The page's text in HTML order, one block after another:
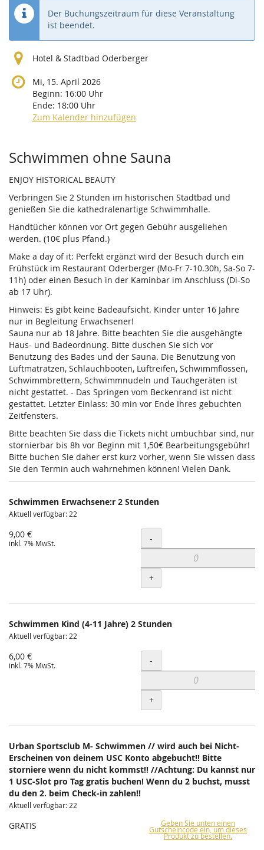
Der Buchungszeitraum für diese Veranstaltung
ist beendet.
Hotel & Stadtbad Oderberger
Mi, 15. April 2026
Beginn: 16:00 Uhr
Ende: 18:00 Uhr
Zum Kalender hinzufügen
Produkte
Schwimmen ohne Sauna
ENJOY HISTORICAL BEAUTY
Verbringen Sie 2 Stunden im historischen Stadtbad und
genießen Sie die kathedralenartige Schwimmhalle.
Handtücher können vor Ort gegen Gebühr ausgeliehen
werden. (10€ plus Pfand.)
Make a day of it: Perfekt ergänzt wird der Besuch durch ein
Frühstück im Restaurant Oderberger (Mo-Fr 7-10.30h, Sa-So 7-
11h) oder einen Besuch in der Kaminbar im Anschluss (Di-So
ab 17 Uhr).
Hinweis: Es gibt keine Badeaufsicht. Kinder unter 16 Jahre
nur in Begleitung Erwachsener!
Sauna nur ab 18 Jahre. Bitte beachten Sie die ausgehängte
Haus- und Badeordnung. Bitte duschen Sie sich vor
Benutzung des Bades und der Sauna. Die Benutzung von
Luftmatratzen, Schlauchbooten, Luftreifen, Schwimmflossen,
Schwimmbrettern, Schwimmnudeln und Tauchgeräten ist
nicht gestattet. - Das Springen vom Beckenrand ist nicht
gestattet. Letzter Einlass: 30 min vor Ende Ihres gebuchten
Zeitfensters.
Bitte beachten Sie dass die Tickets nicht umbuchbar sind, nur
stornierbar bis 8h vor Beginn mit 1,50€ Bearbeitungsgebühr!
Bitte buchen Sie daher erst kurz vorher, wenn Sie wissen dass
Sie den Termin auch wahrnehmen können! Vielen Dank.
Schwimmen Erwachsene:r 2 Stunden
Aktuell verfügbar: 22
9,00 €
inkl. 7% MwSt. Menge
-
+
Schwimmen Kind (4-11 Jahre) 2 Stunden
Aktuell verfügbar: 22
6,00 €
inkl. 7% MwSt. Menge
-
+
Urban Sportsclub M- Schwimmen // wird auch bei Nicht-
Erscheinen von deinem USC Konto abgebucht!! Bitte
storniere wenn du nicht kommst!! //Achtung: Du kannst nur
1 USC-Slot pro Tag gratis buchen! Wenn du 2 buchst, musst
du den 2. beim Check-in zahlen!!
Aktuell verfügbar: 22
GRATIS Geben Sie unten einen
Gutscheincode ein, um dieses
Produkt zu bestellen.